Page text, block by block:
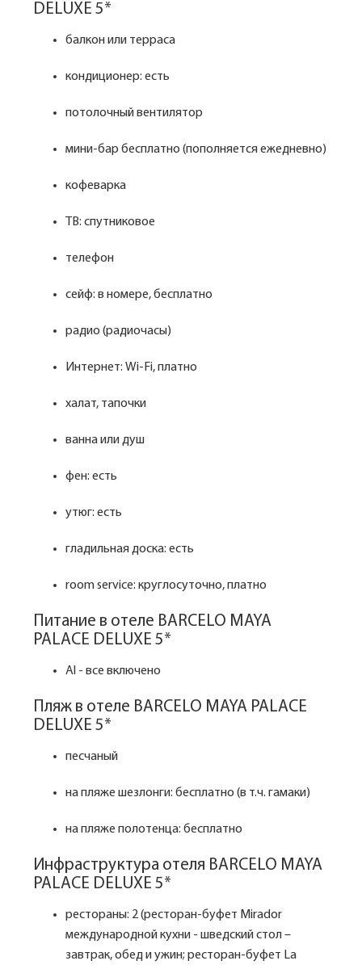
DELUXE 5*
балкон или терраса
кондиционер: есть
потолочный вентилятор
мини-бар бесплатно (пополняется ежедневно)
кофеварка
ТВ: спутниковое
телефон
сейф: в номере, бесплатно
радио (радиочасы)
Интернет: Wi-Fi, платно
халат, тапочки
ванна или душ
фен: есть
утюг: есть
гладильная доска: есть
room service: круглосуточно, платно
Питание в отеле BARCELO MAYA
PALACE DELUXE 5*
Al - все включено
Пляж в отеле BARCELO MAYA PALACE
DELUXE 5*
песчаный
на пляже шезлонги: бесплатно (в т.ч. гамаки)
на пляже полотенца: бесплатно
Инфраструктура отеля BARCELO MAYA
PALACE DELUXE 5*
рестораны: 2 (ресторан-буфет Mirador
международной кухни - шведский стол –
завтрак, обед и ужин; ресторан-буфет La